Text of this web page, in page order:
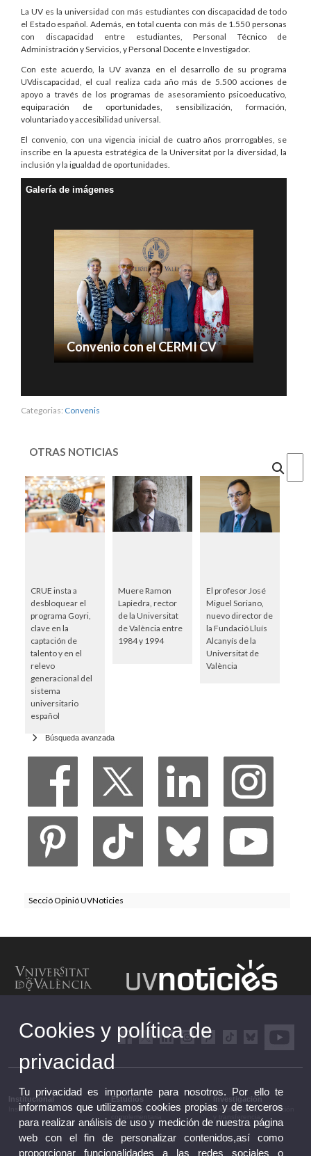
La UV es la universidad con más estudiantes con discapacidad de todo
el Estado español. Además, en total cuenta con más de 1.550 personas
con discapacidad entre estudiantes, Personal Técnico de
Administración y Servicios, y Personal Docente e Investigador.
Con este acuerdo, la UV avanza en el desarrollo de su programa
UVdiscapacidad, el cual realiza cada año más de 5.500 acciones de
apoyo a través de los programas de asesoramiento psicoeducativo,
equiparación de oportunidades, sensibilización, formación,
voluntariado y accesibilidad universal.
El convenio, con una vigencia inicial de cuatro años prorrogables, se
inscribe en la apuesta estratégica de la Universitat por la diversidad, la
inclusión y la igualdad de oportunidades.
Galería de imágenes
Convenio con el CERMI CV
Categorias: Convenis
OTRAS NOTICIAS
CRUE insta a
desbloquear el
programa Goyri,
clave en la
captación de
talento y en el
relevo
generacional del
sistema
universitario
español
Muere Ramon
Lapiedra, rector
de la Universitat
de València entre
1984 y 1994
El profesor José
Miguel Soriano,
nuevo director de
la Fundació Lluís
Alcanyís de la
Universitat de
València
Búsqueda avanzada
Secció Opinió UVNoticies
Institucional
Institucional
Estudios
Estudios y formación
Investigación
Investigación, innovación
Cookies y política de
privacidad
Tu privacidad es importante para nosotros. Por ello te
informamos que utilizamos cookies propias y de terceros
para realizar análisis de uso y medición de nuestra página
web con el fin de personalizar contenidos,así como
proporcionar funcionalidades a las redes sociales o